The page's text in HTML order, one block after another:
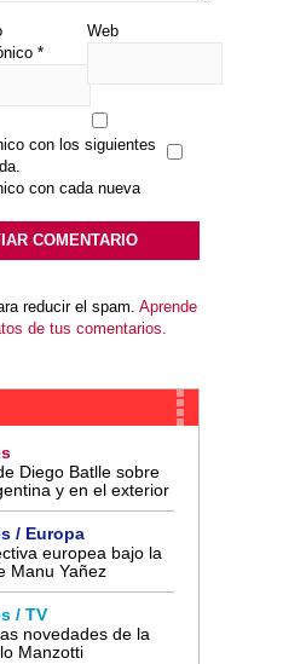
*
Web
con los siguientes
con cada nueva
reducir el spam. Aprende
de tus comentarios.
Diego Batlle sobre
y en el exterior
/ Europa
europea bajo la
Manu Yañez
/ TV
novedades de la
Manzotti